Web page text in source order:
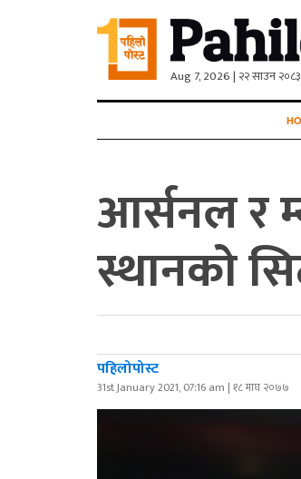
Aug 7, 2026 | २२ साउन २०८३
आर्सनल र
स्थानको
पहिलोपोस्ट
31st January 2021, 07:16 am | १८ माघ २०७७